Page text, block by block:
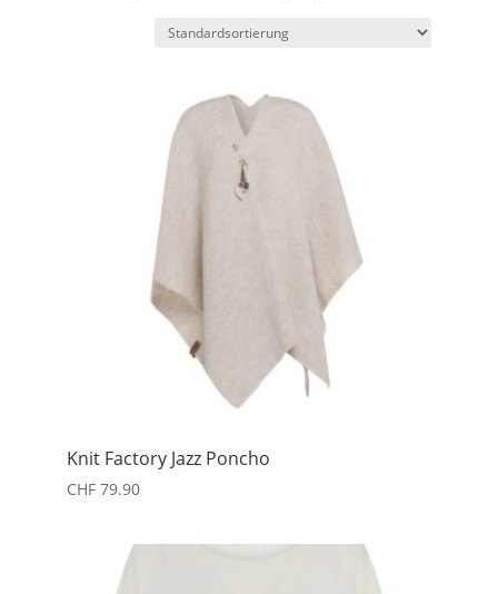
Knit Factory Jazz Poncho
CHF79.90